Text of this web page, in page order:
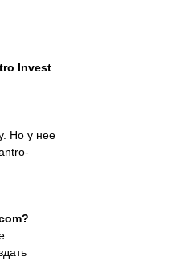
Invest
Но у нее